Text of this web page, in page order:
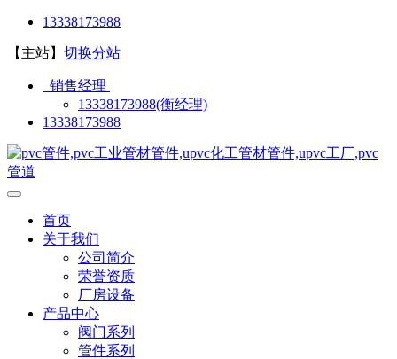
13338173988
【主站】 切换分站
销售经理
13338173988(衡经理)
13338173988
首页
关于我们
公司简介
荣誉资质
厂房设备
产品中心
阀门系列
管件系列